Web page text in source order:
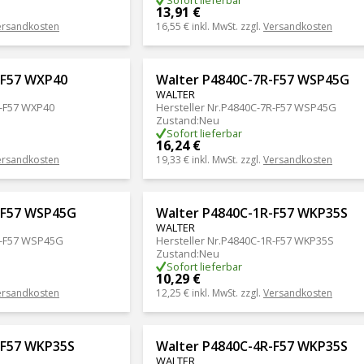
13,91 €
16,55 € inkl. MwSt. zzgl. Versandkosten
WXP40
WXP40
Walter P4840C-7R-F57 WSP45G
WALTER
Hersteller Nr.P4840C-7R-F57 WSP45G
Zustand:Neu
Sofort lieferbar
16,24 €
19,33 € inkl. MwSt. zzgl. Versandkosten
WSP45G
WSP45G
Walter P4840C-1R-F57 WKP35S
WALTER
Hersteller Nr.P4840C-1R-F57 WKP35S
Zustand:Neu
Sofort lieferbar
10,29 €
12,25 € inkl. MwSt. zzgl. Versandkosten
WKP35S Walter P4840C-4R-F57 WKP35S
WALTER